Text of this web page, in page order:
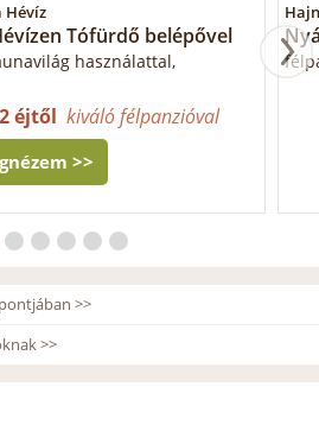
Hévíz
Tófürdő belépővel
használattal,
éjtől kiváló félpanzióval
>>
>>
>>